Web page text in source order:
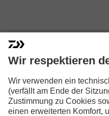
J-BRAID
Modellausführungen: 4
Wir respektieren
Wir verwenden ein
(verfällt am Ende der
Zustimmung zu Cookies
einen erweiterten Komfort,